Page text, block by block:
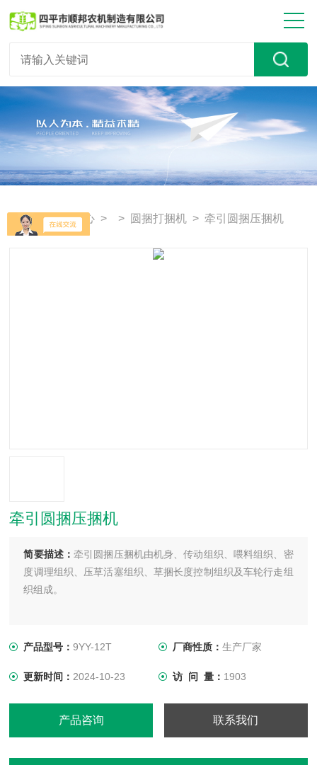
首页 >产品中心 > > 圆捆打捆机 > 牵引圆捆压捆机
牵引圆捆压捆机
简要描述：牵引圆捆压捆机由机身、传动组织、喂料组织、密
度调理组织、压草活塞组织、草捆长度控制组织及车轮行走组
织组成。
产品型号：9YY-12T 厂商性质： 生产厂家
更新时间： 2024-10-23 访 问 量： 1903
产品咨询 联系我们